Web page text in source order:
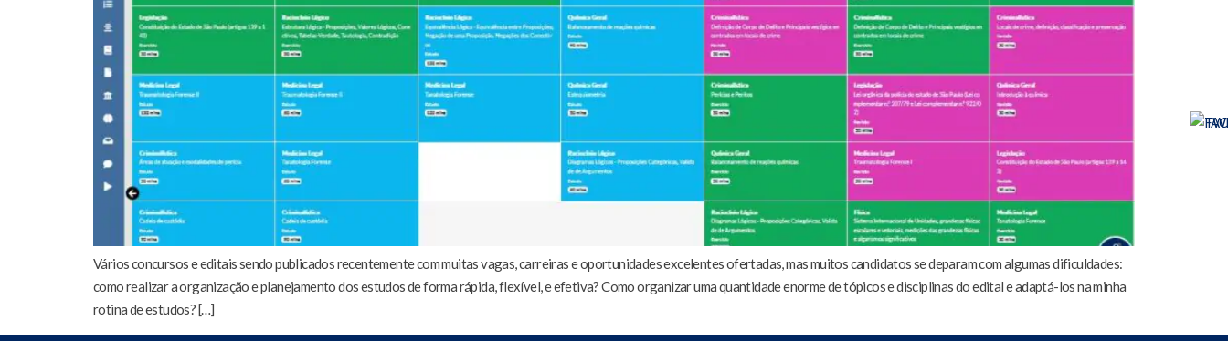
Vários concursos e editais sendo publicados recentemente com muitas vagas, carreiras e oportunidades excelentes ofertadas, mas muitos candidatos se deparam com algumas dificuldades:
como realizar a organização e planejamento dos estudos de forma rápida, flexível, e efetiva? Como organizar uma quantidade enorme de tópicos e disciplinas do edital e adaptá-los na minha
rotina de estudos? […]